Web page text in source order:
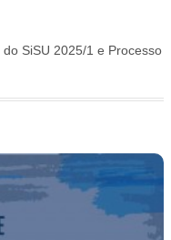
SiSU 2025/1 e Processo